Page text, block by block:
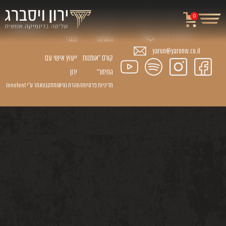
0 קורסים
קורס "יסודות
הזוגיות״
קורס ״אומנות
החיזור״
הרצאות
הרצאת עזר
כנגדי
ייעוץ אישי עם
ירון
ניווט
באתר
מדיניות פרטיותהצהרת נגישותתקנוןאתר ע״י Innotent
054-3703933
yaron@yaronw.co.il